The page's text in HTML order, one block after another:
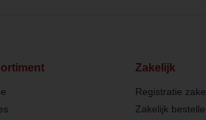
Zakelijk
Registratie
Zakelijk